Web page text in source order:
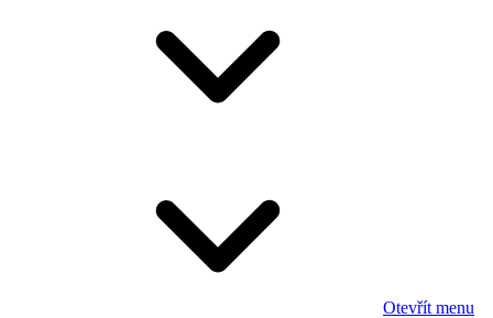
Otevřít menu